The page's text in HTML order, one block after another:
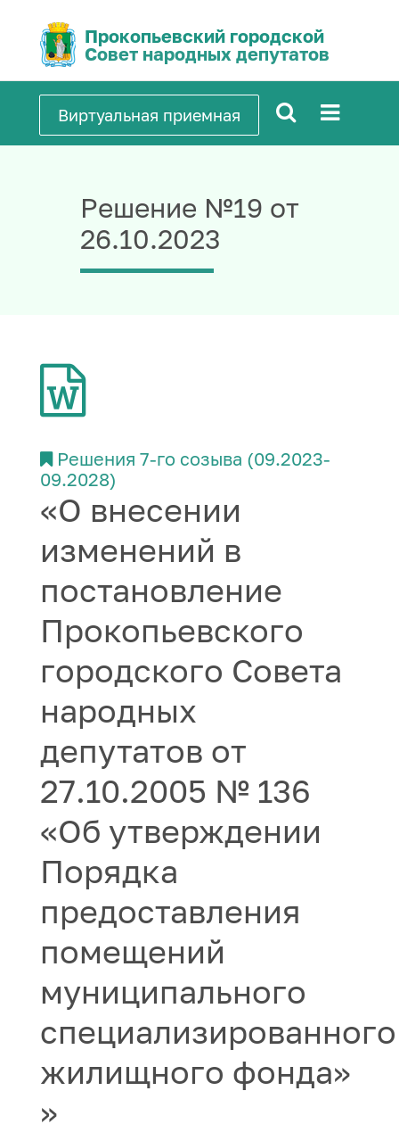
Прокопьевский городской
Совет народных депутатов
Виртуальная приемная
Решение №19 от
26.10.2023
Решения 7-го созыва (09.2023-
09.2028)
«О внесении
изменений в
постановление
Прокопьевского
городского Совета
народных
депутатов от
27.10.2005 № 136
«Об утверждении
Порядка
предоставления
помещений
муниципального
специализированного
жилищного фонда»
»